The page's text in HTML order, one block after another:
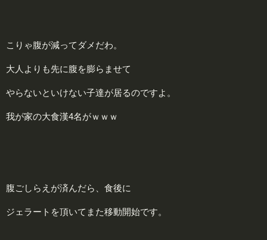
こりゃ腹が減ってダメだわ。
大人よりも先に腹を膨らませて
やらないといけない子達が居るのですよ。
我が家の大食漢4名がｗｗｗ
腹ごしらえが済んだら、食後に
ジェラートを頂いてまた移動開始です。